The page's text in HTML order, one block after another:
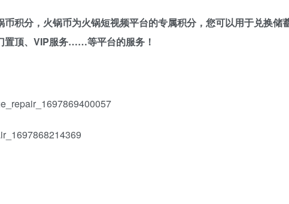
积分，火锅币为火锅短视频平台的专属积分，您可以用于兑换储
置顶、VIP服务……等平台的服务！